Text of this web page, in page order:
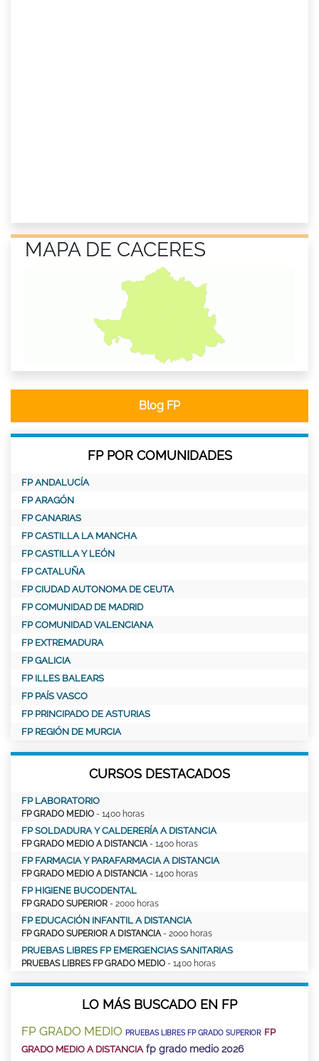
MAPA DE CACERES
Blog FP
FP POR COMUNIDADES
FP ANDALUCÍA
FP ARAGÓN
FP CANARIAS
FP CASTILLA LA MANCHA
FP CASTILLA Y LEÓN
FP CATALUÑA
FP CIUDAD AUTONOMA DE CEUTA
FP COMUNIDAD DE MADRID
FP COMUNIDAD VALENCIANA
FP EXTREMADURA
FP GALICIA
FP ILLES BALEARS
FP PAÍS VASCO
FP PRINCIPADO DE ASTURIAS
FP REGIÓN DE MURCIA
CURSOS DESTACADOS
FP LABORATORIO
FP GRADO MEDIO - 1400 horas
FP SOLDADURA Y CALDERERÍA A DISTANCIA
FP GRADO MEDIO A DISTANCIA - 1400 horas
FP FARMACIA Y PARAFARMACIA A DISTANCIA
FP GRADO MEDIO A DISTANCIA - 1400 horas
FP HIGIENE BUCODENTAL
FP GRADO SUPERIOR - 2000 horas
FP EDUCACIÓN INFANTIL A DISTANCIA
FP GRADO SUPERIOR A DISTANCIA - 2000 horas
PRUEBAS LIBRES FP EMERGENCIAS SANITARIAS
PRUEBAS LIBRES FP GRADO MEDIO - 1400 horas
LO MÁS BUSCADO EN FP
FP GRADO MEDIO PRUEBAS LIBRES FP GRADO SUPERIOR FP
GRADO MEDIO A DISTANCIA fp grado medio 2026